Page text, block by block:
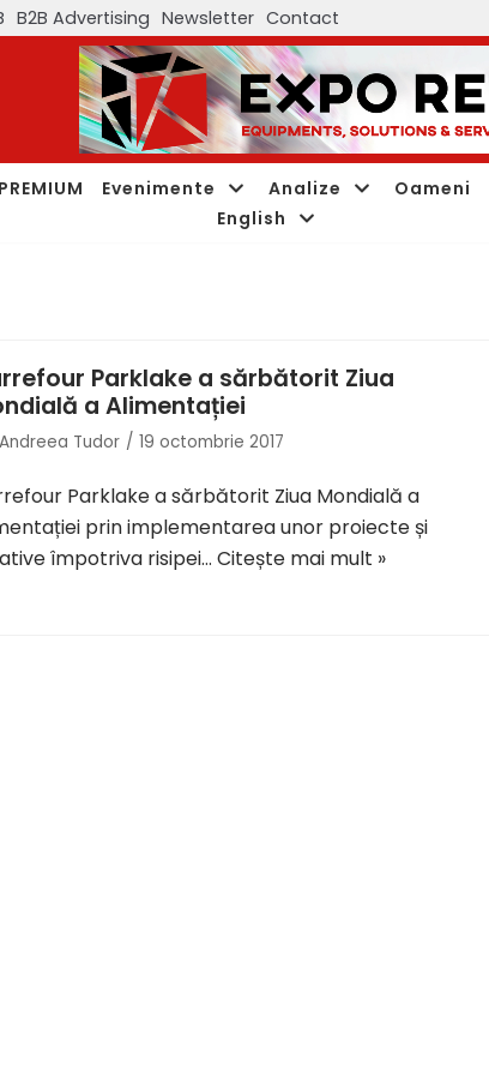
B2B Advertising Newsletter Contact
Evenimente Analize Oameni
English
Parklake a sărbătorit Ziua
a Alimentației
Andreea Tudor 19 octombrie 2017
Parklake a sărbătorit Ziua Mondială a
prin implementarea unor proiecte și
împotriva risipei… Citește mai mult »